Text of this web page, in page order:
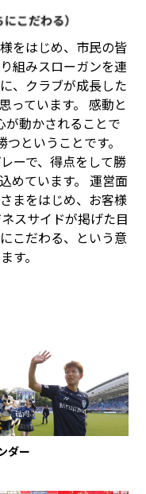
をはじめ、市民の皆
組みスローガンを連
、クラブが成長した
っています。 感動と
が動かされることで
ということです。
ーで、得点をして勝
めています。 運営面
まをはじめ、お客様
スサイドが掲げた目
こだわる、という意
す。
ダー